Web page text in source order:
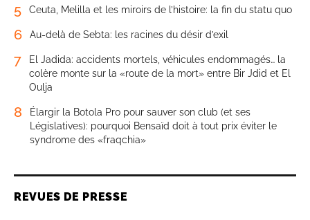
5 Ceuta, Melilla et les miroirs de l’histoire: la fin du statu quo
6 Au-delà de Sebta: les racines du désir d’exil
7
El Jadida: accidents mortels, véhicules endommagés… la
colère monte sur la «route de la mort» entre Bir Jdid et El
Oulja
8
Élargir la Botola Pro pour sauver son club (et ses
Législatives): pourquoi Bensaïd doit à tout prix éviter le
syndrome des «fraqchia»
REVUES DE PRESSE